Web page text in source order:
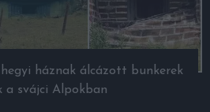
háznak álcázott bunkerek
a svájci Alpokban